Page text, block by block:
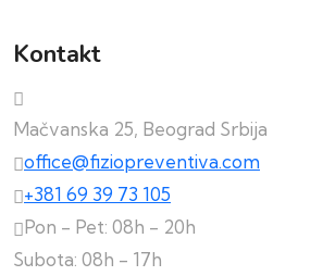
Kontakt
Mačvanska 25, Beograd Srbija
office@fiziopreventiva.com
+381 69 39 73 105
Pon - Pet: 08h - 20h
Subota: 08h - 17h